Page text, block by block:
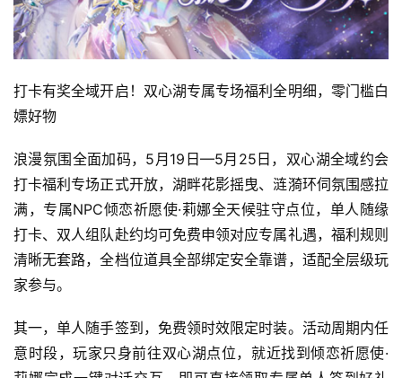
机
游
戏
单
机
戏
休
闲
游
戏
2
0
2
打卡有奖全域开启！双心湖专属专场福利全明细，零门槛白
嫖好物
浪漫氛围全面加码，5月19日—5月25日，双心湖全域约会
打卡福利专场正式开放，湖畔花影摇曳、涟漪环伺氛围感拉
满，专属NPC倾恋祈愿使·莉娜全天候驻守点位，单人随缘
打卡、双人组队赴约均可免费申领对应专属礼遇，福利规则
清晰无套路，全档位道具全部绑定安全靠谱，适配全层级玩
家参与。
其一，单人随手签到，免费领时效限定时装。活动周期内任
意时段，玩家只身前往双心湖点位，就近找到倾恋祈愿使·